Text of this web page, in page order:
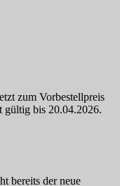
zum Vorbestellpreis
gültig bis 20.04.2026.
bereits der neue